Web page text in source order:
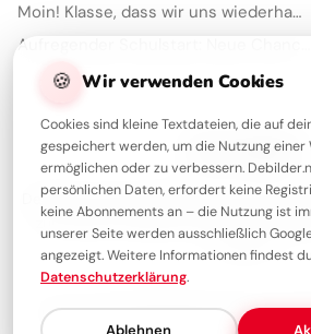
🍪 Wir verwenden Cookies
Cookies sind kleine Textdateien, die auf
gespeichert werden, um die Nutzung einer
ermöglichen oder zu verbessern.
persönlichen Daten, erfordert keine
keine Abonnements an – die Nutzung ist
unserer Seite werden ausschließlich
angezeigt. Weitere Informationen findest
Datenschutzerklärung.
Ablehnen
Moin! Klasse, dass wir uns wiederhaben – Schulstart-Spaß für Instagram
Über Debilder
Debilder ist deine Plattform für die
zum Teilen. Entdecke unsere
Lächeln!
Über unsKontaktRedaktionImpressum